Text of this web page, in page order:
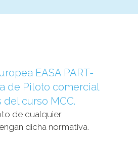
EASA PART-
de Piloto comercial
del curso MCC.
de cualquier
dicha normativa.